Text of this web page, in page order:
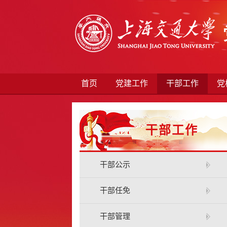
首页 党建工作 干部工作 党
干部工作
干部公示
干部任免
干部管理